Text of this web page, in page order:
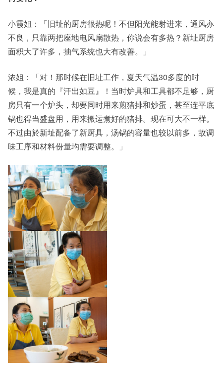
小霞姐：「旧址的厨房很热呢！不但阳光能射进来，通风亦
不良，只靠两把座地电风扇散热，你说会有多热？新址厨房
面积大了许多，抽气系统也大有改善。」
浓姐：「对！那时候在旧址工作，夏天气温30多度的时
候，我是真的『汗出如豆』！当时炉具和工具都不足够，厨
房只有一个炉头，却要同时用来煎猪排和炒蛋，甚至连平底
锅也得当盛盘用，用来搬运煮好的猪排。现在可大不一样。
不过由於新址配备了新厨具，汤锅的容量也较以前多，故调
味工序和材料份量均需要调整。」